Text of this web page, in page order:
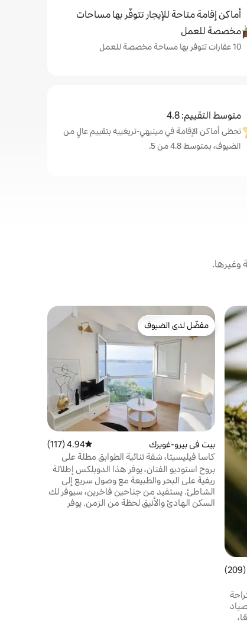
أماكن إقامة متاحة للإيجار تتوفّر بها مساحات
مخصصة للعمل
10 عقارات تتوفر بها مساحة مخصصة للعمل
متوسط التقييم: 4.8
تحظى أماكن الإقامة في مينيهي-تريغييه بتقييم عالٍ من
الضيوف، بمتوسط 4.8 من 5.
وغيرها.
5، 209 مراجعات
الصياد
مربعًا،
مفضّل لدى الضيوف
مفضّل لدى الضيوف
بيت في بيرو-غويرك متوسط التقييم 4.94 من 5، 117 مراجعات
4.94 (117)
كاسا فيليسيتا، شقة ثنائية الطوابق مطلة على
البحر مع تراس
بروح استوديو الفنان، يوفر هذا الدوبلكس إطلالة
ريفية على البحر والطبيعة مع وصول سريع إلى
الشاطئ. يستفيد من جناحين فاخرين، سيوفر لك
السكن الهادئ والأنيق لحظة من الزمن. يوفر